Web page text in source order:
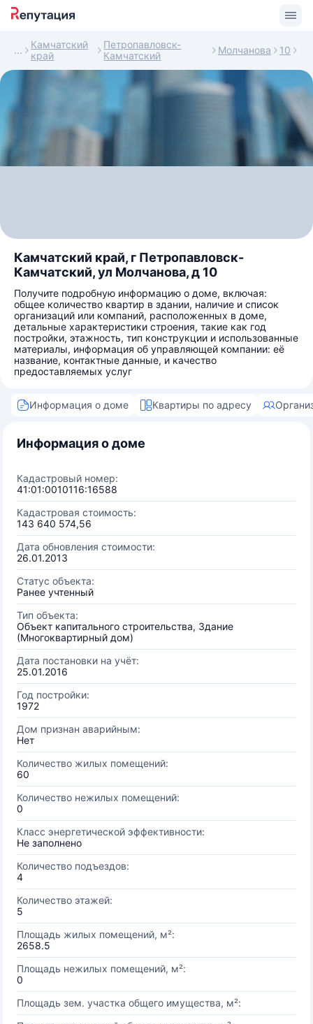
Камчатский
край
Петропавловск-
Камчатский
Молчанова 10
Камчатский край, г Петропавловск-
Камчатский, ул Молчанова, д 10
Получите подробную информацию о доме, включая:
общее количество квартир в здании, наличие и список
организаций или компаний, расположенных в доме,
детальные характеристики строения, такие как год
постройки, этажность, тип конструкции и использованные
материалы, информация об управляющей компании: её
название, контактные данные, и качество
предоставляемых услуг
Информация о доме Квартиры по адресу
Информация о доме
Кадастровый номер:
41:01:0010116:16588
Кадастровая стоимость:
143 640 574,56
Дата обновления стоимости:
26.01.2013
Статус объекта:
Ранее учтенный
Тип объекта:
Объект капитального строительства, Здание
(Многоквартирный дом)
Дата постановки на учёт:
25.01.2016
Год постройки:
1972
Дом признан аварийным:
Нет
Количество жилых помещений:
60
Количество нежилых помещений:
0
Класс энергетической эффективности:
Не заполнено
Количество подъездов:
4
Количество этажей:
5
Площадь жилых помещений, м²:
2658.5
Площадь нежилых помещений, м²:
0
Площадь зем. участка общего имущества, м²: